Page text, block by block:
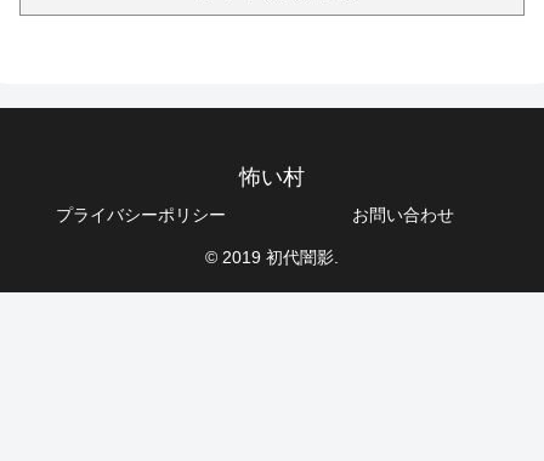
怖い村
プライバシーポリシー お問い合わせ
© 2019 初代闇影.